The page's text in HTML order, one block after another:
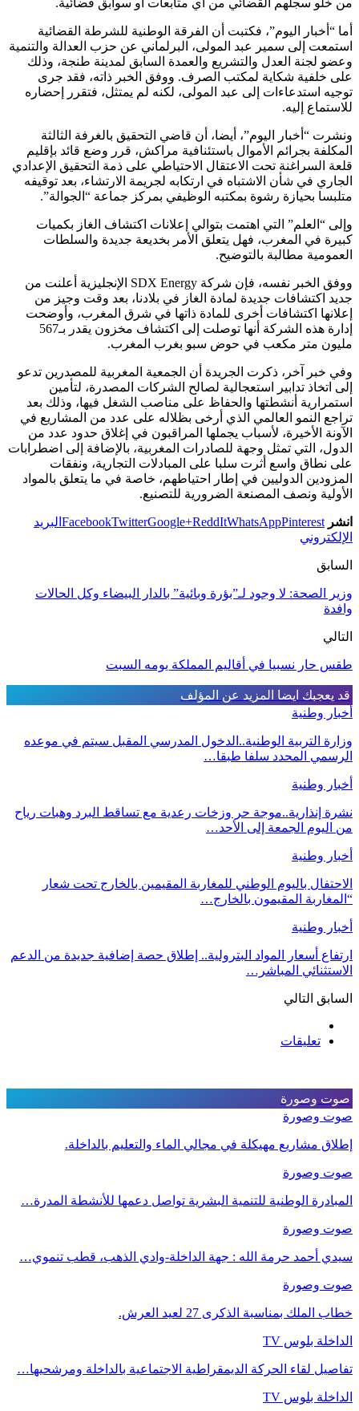
أما “أخبار اليوم”، فكتبت أن الفرقة الوطنية للشرطة القضائية
استمعت إلى سمير عبد المولى، البرلماني عن حزب العدالة والتنمية
وعضو لجنة العدل والتشريع والعمدة السابق لمدينة طنجة، وذلك
على خلفية شكاية لمكتب الصرف. ووفق الخبر ذاته، فقد جرى
توجيه استدعاءات إلى عبد المولى، لكنه لم يمتثل، فتقرر إحضاره
للاستماع إليه.
ونشرت “أخبار اليوم”، أيضا، أن قاضي التحقيق بالغرفة الثالثة
المكلفة بجرائم الأموال باستئنافية مراكش، قرر وضع قائد بإقليم
قلعة السراغنة تحت الاعتقال الاحتياطي على ذمة التحقيق الإعدادي
الجاري في شأن الاشتباه في ارتكابه لجريمة الارتشاء، بعد توقيفه
متلبسا بحيازة رشوة بمكتبه الوظيفي بمركز جماعة “الجوالة”.
وإلى “العلم” التي اهتمت بتوالي إعلانات اكتشاف الغاز بكميات
كبيرة في المغرب، فهل يتعلق الأمر بخديعة جديدة والسلطات
العمومية مطالبة بالتوضيح.
ووفق الخبر نفسه، فإن شركة SDX Energy الإنجليزية أعلنت من
جديد اكتشافات جديدة لمادة الغاز في بلادنا، بعد وقت وجيز من
إعلانها اكتشافات أخرى للمادة ذاتها في شرق المغرب، وأوضحت
إدارة هذه الشركة أنها توصلت إلى اكتشاف مخزون يقدر بـ567
مليون متر مكعب في حوض سبو بغرب المغرب.
وفي خبر آخر، ذكرت الجريدة أن الجمعية المغربية للمصدرين تدعو
إلى اتخاذ تدابير استعجالية لصالح الشركات المصدرة، لتأمين
استمرارية أنشطتها والحفاظ على مناصب الشغل فيها، وذلك بعد
تراجع النمو العالمي الذي أرخى بظلاله على عدد من المشاريع في
الآونة الأخيرة، لأسباب يجملها المراقبون في إغلاق حدود عدد من
الدول، التي تمثل وجهة للصادرات المغربية، بالإضافة إلى اضطرابات
على نطاق واسع أثرت سلبا على المبادلات التجارية، ونفقات
المزودين الدوليين في إطار احتياطهم، خاصة في ما يتعلق بالمواد
الأولية ونصف المصنعة الضرورية للتصنيع.
انشر FacebookTwitterGoogle+ReddItWhatsAppPinterest
البريد
الإلكتروني
السابق
وزير الصحة: لا وجود لـ”بؤرة وبائية” بالدار البيضاء وكل الحالات
وافدة
التالي
طقس حار نسبيا في أقاليم المملكة يومه السبت
قد يعجبك ايضا المزيد عن المؤلف
أخبار وطنية
وزارة التربية الوطنية..الدخول المدرسي المقبل سیتم في موعده
الرسمي المحدد سلفا طبقا…
أخبار وطنية
نشرة إنذارية..موجة حر وزخات رعدية مع تساقط البرد وهبات رياح
من اليوم الجمعة إلى الأحد…
أخبار وطنية
الاحتفال باليوم الوطني للمغاربة المقيمين بالخارج تحت شعار
“المغاربة المقيمون بالخارج…
أخبار وطنية
ارتفاع أسعار المواد البترولية.. إطلاق حصة إضافية جديدة من الدعم
الاستثنائي المباشر…
السابق التالي
تعليقات
صوت وصورة
صوت وصورة
إطلاق مشاريع مهيكلة في مجالي الماء والتعليم بالداخلة.
صوت وصورة
المبادرة الوطنية للتنمية البشرية تواصل دعمها للأنشطة المدرة…
صوت وصورة
سيدي أحمد حرمة الله : جهة الداخلة-وادي الذهب، قطب تنموي…
صوت وصورة
خطاب الملك بمناسبة الذكرى 27 لعيد العرش.
الداخلة بلوس TV
تفاصيل لقاء الحركة الديمقراطية الاجتماعية بالداخلة ومرشحيها…
الداخلة بلوس TV